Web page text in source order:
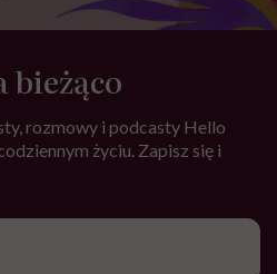
bieżąco
rozmowy i podcasty Hello
życiu. Zapisz się i